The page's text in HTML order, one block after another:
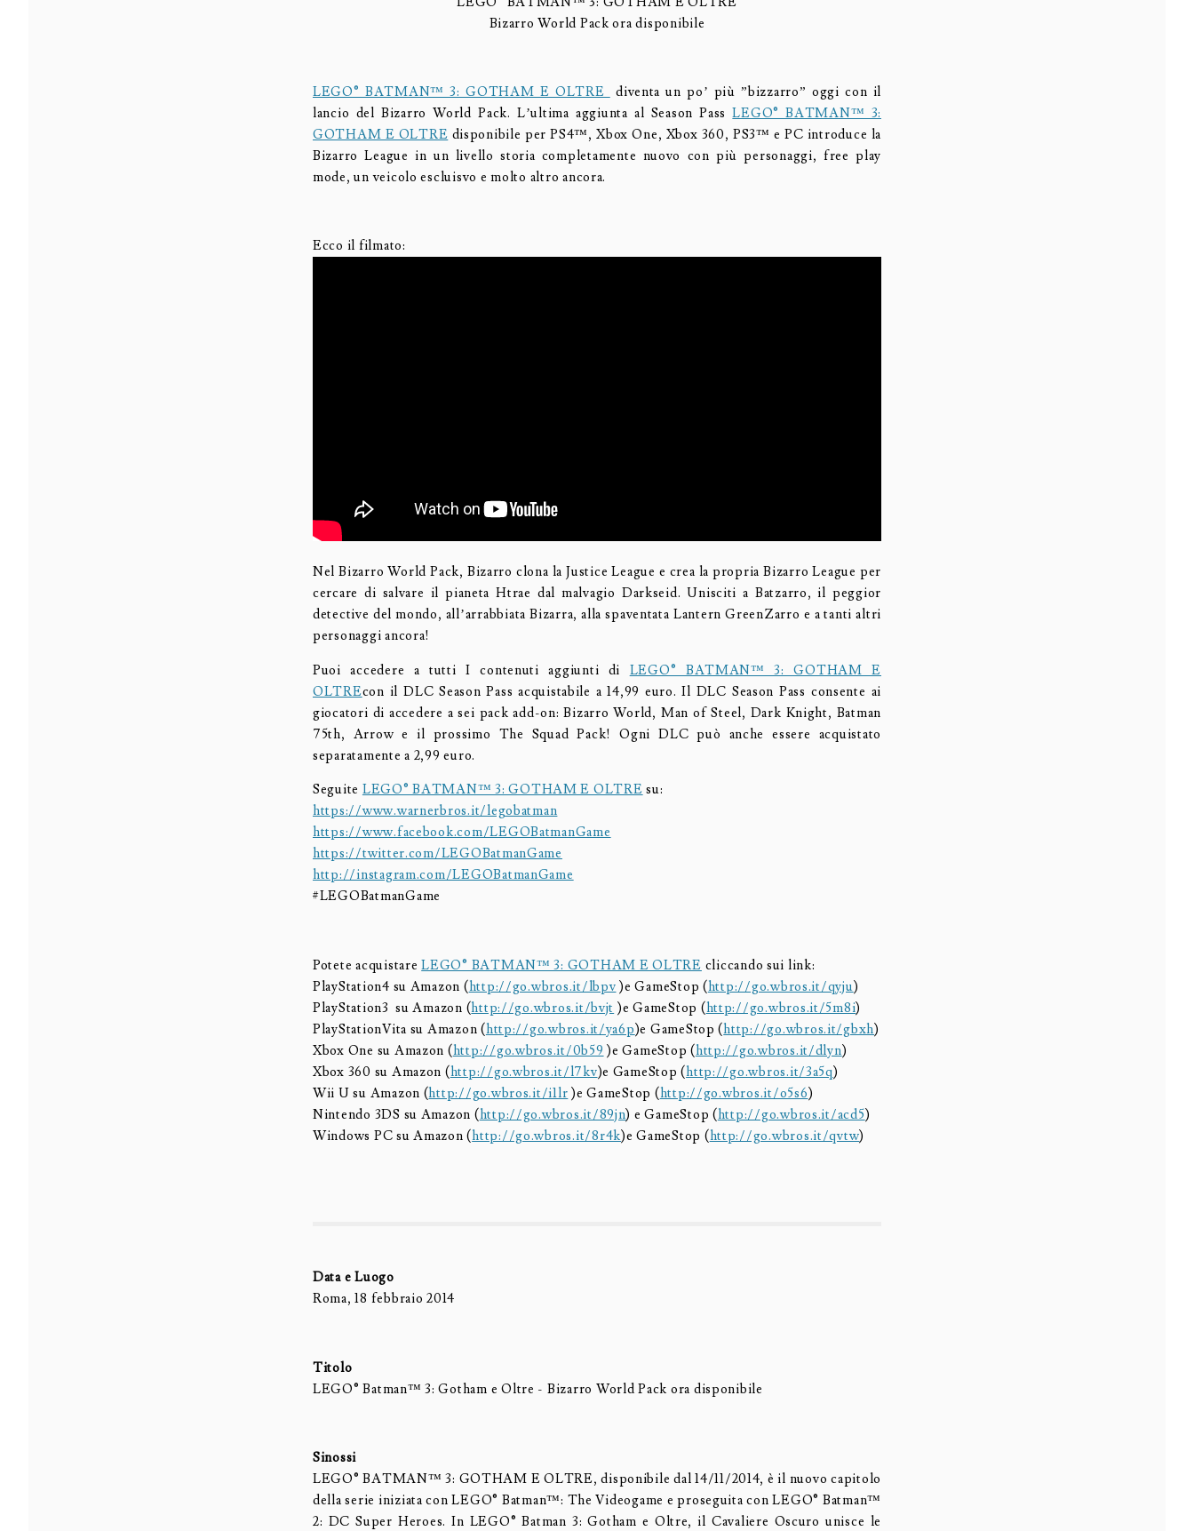
Bizarro World Pack ora disponibile
LEGO® BATMAN™ 3: GOTHAM E OLTRE
diventa un po’ più ”bizzarro” oggi con il
lancio del Bizarro World Pack. L’ultima aggiunta al Season PassLEGO® BATMAN™ 3:
GOTHAM E OLTRE disponibile per PS4™, Xbox One, Xbox 360, PS3™ e PC introduce la
Bizarro League in un livello storia completamente nuovo con più personaggi, free play
mode, un veicolo escluisvo e molto altro ancora.
Ecco il filmato:
Nel Bizarro World Pack, Bizarro clona la Justice League e crea la propria Bizarro League per
cercare di salvare il pianeta Htrae dal malvagio Darkseid. Unisciti a Batzarro, il peggior
detective del mondo, all’arrabbiata Bizarra, alla spaventata Lantern GreenZarro e a tanti altri
personaggi ancora!
Puoi accedere a tutti I contenuti aggiunti di LEGO® BATMAN™ 3: GOTHAM E
OLTREcon il DLC Season Pass acquistabile a 14,99 euro. Il DLC Season Pass consente ai
giocatori di accedere a sei pack add-on: Bizarro World, Man of Steel, Dark Knight, Batman
75th, Arrow e il prossimo The Squad Pack! Ogni DLC può anche essere acquistato
separatamente a 2,99 euro.
Seguite LEGO® BATMAN™ 3: GOTHAM E OLTRE su:
https://www.warnerbros.it/legobatman
https://www.facebook.com/LEGOBatmanGame
https://twitter.com/LEGOBatmanGame
http://instagram.com/LEGOBatmanGame
#LEGOBatmanGame
Potete acquistareLEGO® BATMAN™ 3: GOTHAM E OLTRE cliccando sui link:
PlayStation4 su Amazon (http://go.wbros.it/lbpv )e GameStop (http://go.wbros.it/qyju)
PlayStation3 su Amazon (http://go.wbros.it/bvjt )e GameStop (http://go.wbros.it/5m8i)
PlayStationVita su Amazon (http://go.wbros.it/ya6p)e GameStop (http://go.wbros.it/gbxh)
Xbox One su Amazon (http://go.wbros.it/0b59 )e GameStop (http://go.wbros.it/dlyn)
Xbox 360 su Amazon (http://go.wbros.it/l7kv)e GameStop (http://go.wbros.it/3a5q)
Wii U su Amazon (http://go.wbros.it/i1lr )e GameStop (http://go.wbros.it/o5s6)
Nintendo 3DS su Amazon (http://go.wbros.it/89jn) e GameStop (http://go.wbros.it/acd5)
Windows PC su Amazon (http://go.wbros.it/8r4k)e GameStop (http://go.wbros.it/qvtw)
Data e Luogo
Roma, 18 febbraio 2014
Titolo
LEGO® Batman™ 3: Gotham e Oltre - Bizarro World Pack ora disponibile
Sinossi
LEGO® BATMAN™ 3: GOTHAM E OLTRE, disponibile dal 14/11/2014, è il nuovo capitolo
della serie iniziata con LEGO® Batman™: The Videogame e proseguita con LEGO® Batman™
2: DC Super Heroes. In LEGO® Batman 3: Gotham e Oltre, il Cavaliere Oscuro unisce le